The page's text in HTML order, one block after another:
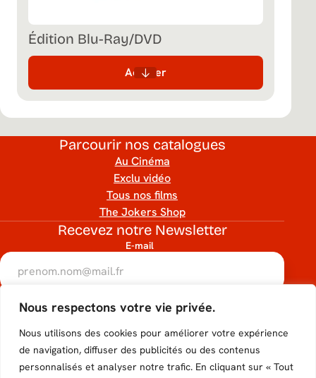
Nous respectons votre vie privée.
Nous utilisons des cookies pour améliorer votre expérience
de navigation, diffuser des publicités ou des contenus
personnalisés et analyser notre trafic. En cliquant sur « Tout
Édition Blu-Ray/DVD
Acheter
Parcourir nos catalogues
Au Cinéma
Exclu vidéo
Tous nos films
The Jokers Shop
Recevez notre Newsletter
E-mail
J’accepte que mon adresse e-mail soit utilisée conformément
à notre politique de confidentialité.
hCaptcha
S'inscrire
Accéder
au
Accéder
au
Accéder
au
Accéder
au
Accéder
au